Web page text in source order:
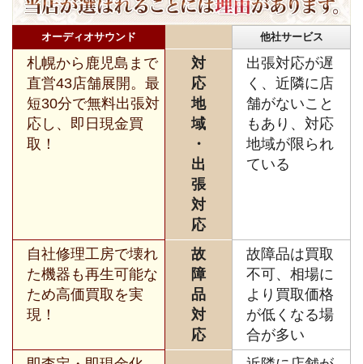
オーディオサウンド 他社サービス
札幌から鹿児島まで
直営43店舗展開。最
短30分で無料出張対
応し、即日現金買
取！
対
応
地
域
・
出
張
対
応
出張対応が遅
く、近隣に店
舗がないこと
もあり、対応
地域が限られ
ている
自社修理工房で壊れ
た機器も再生可能な
ため高価買取を実
現！
故
障
品
対
応
故障品は買取
不可、相場に
より買取価格
が低くなる場
合が多い